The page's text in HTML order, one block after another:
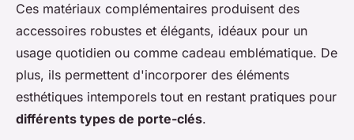
Ces matériaux complémentaires produisent des
accessoires robustes et élégants, idéaux pour un
usage quotidien ou comme cadeau emblématique. De
plus, ils permettent d'incorporer des éléments
esthétiques intemporels tout en restant pratiques pour
différents types de porte-clés.